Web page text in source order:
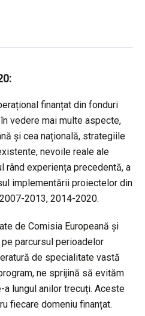
finanțat din fonduri
vedere mai multe aspecte,
și cea națională, strategiile
nevoile reale ale
rând experiența precedentă, a
implementării proiectelor din
2013, 2014-2020.
de Comisia Europeană și
parcursul perioadelor
de specialitate vastă
ne sprijină să evităm
lungul anilor trecuți. Aceste
fiecare domeniu finanțat.